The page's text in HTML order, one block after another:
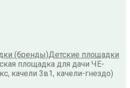
(бренды)Детские площадки
площадка для дачи ЧЕ-
качели 3в1, качели-гнездо)